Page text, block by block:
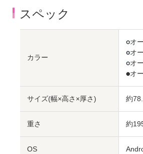
スペック
カラー
●オ
●オ
●オ
●オ
サイズ(幅×高さ×厚さ) 約
重さ 約
OS